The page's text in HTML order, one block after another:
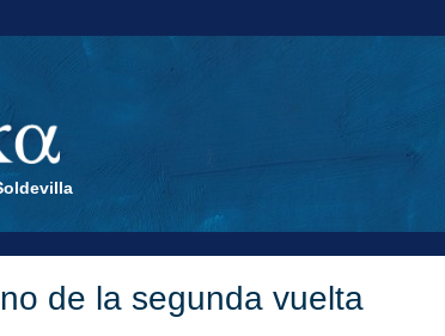
de la segunda vuelta